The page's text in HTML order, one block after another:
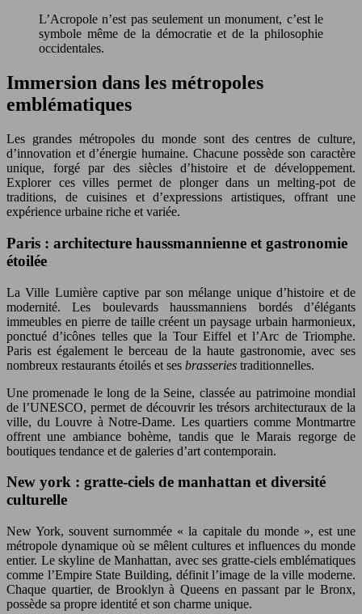
L’Acropole n’est pas seulement un monument, c’est le
symbole même de la démocratie et de la philosophie
occidentales.
Immersion dans les métropoles
emblématiques
Les grandes métropoles du monde sont des centres de culture,
d’innovation et d’énergie humaine. Chacune possède son caractère
unique, forgé par des siècles d’histoire et de développement.
Explorer ces villes permet de plonger dans un melting-pot de
traditions, de cuisines et d’expressions artistiques, offrant une
expérience urbaine riche et variée.
Paris : architecture haussmannienne et gastronomie
étoilée
La Ville Lumière captive par son mélange unique d’histoire et de
modernité. Les boulevards haussmanniens bordés d’élégants
immeubles en pierre de taille créent un paysage urbain harmonieux,
ponctué d’icônes telles que la Tour Eiffel et l’Arc de Triomphe.
Paris est également le berceau de la haute gastronomie, avec ses
nombreux restaurants étoilés et ses brasseries traditionnelles.
Une promenade le long de la Seine, classée au patrimoine mondial
de l’UNESCO, permet de découvrir les trésors architecturaux de la
ville, du Louvre à Notre-Dame. Les quartiers comme Montmartre
offrent une ambiance bohème, tandis que le Marais regorge de
boutiques tendance et de galeries d’art contemporain.
New york : gratte-ciels de manhattan et diversité
culturelle
New York, souvent surnommée « la capitale du monde », est une
métropole dynamique où se mêlent cultures et influences du monde
entier. Le skyline de Manhattan, avec ses gratte-ciels emblématiques
comme l’Empire State Building, définit l’image de la ville moderne.
Chaque quartier, de Brooklyn à Queens en passant par le Bronx,
possède sa propre identité et son charme unique.